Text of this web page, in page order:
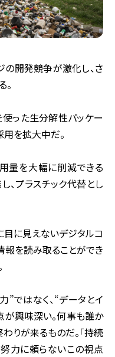
の開発競争が激化し、さ
った生分解性パッケー
を拡大中だ。
量を大幅に削減できる
、プラスチック代替とし
目に見えないデジタルコ
報を読み取ることができ
”ではなく、“データとイ
が興味深い。何事も誰か
りが来るものだ。「持続
努力に頼らないこの視点